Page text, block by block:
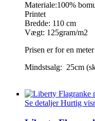
Materiale:100%
Printet
Bredde: 110 cm
Vægt: 125gram/m2
Prisen er for en meter
Mindstsalg: 25cm
Se detaljerHurtig